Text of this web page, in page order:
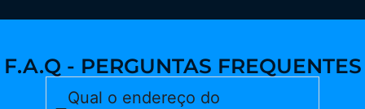
F.A.Q - PERGUNTAS FREQUENTES
Qual o endereço do